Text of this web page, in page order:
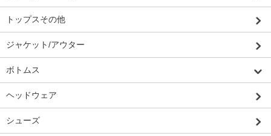
トップスその他
ジャケット/アウター
ボトムス
ヘッドウェア
シューズ